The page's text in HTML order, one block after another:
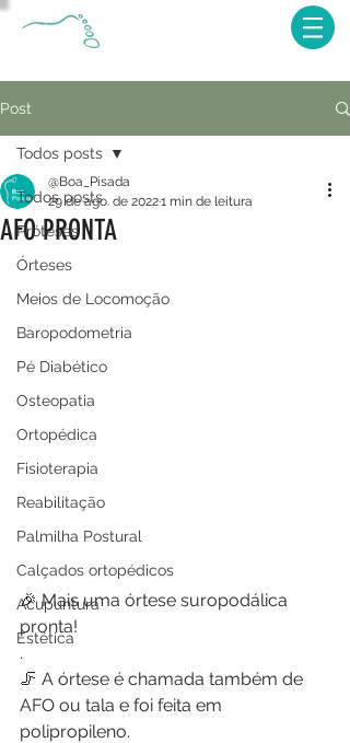
Post
Todos posts
Próteses
Órteses
Meios de Locomoção
Baropodometria
Pé Diabético
Osteopatia
Ortopédica
Fisioterapia
Reabilitação
Palmilha Postural
Calçados ortopédicos
Acupuntura
Estética
Todos posts
AFO PRONTA
@Boa_Pisada
29 de ago. de 20221 min de leitura
🎉 Mais uma órtese suropodálica
pronta!
.
🦵 A órtese é chamada também de
AFO ou tala e foi feita em
polipropileno.